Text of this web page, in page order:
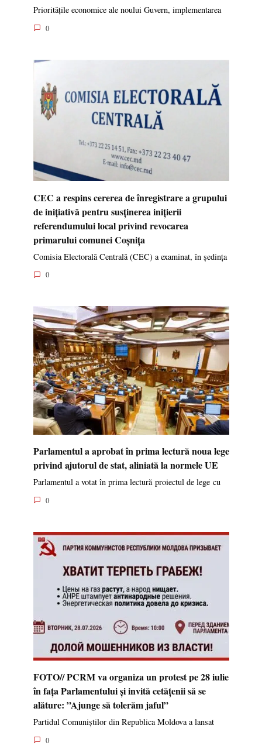
Prioritățile economice ale noului Guvern, implementarea
0
CEC a respins cererea de înregistrare a grupului
de inițiativă pentru susținerea inițierii
referendumului local privind revocarea
primarului comunei Coșnița
Comisia Electorală Centrală (CEC) a examinat, în ședința
0
Parlamentul a aprobat în prima lectură noua lege
privind ajutorul de stat, aliniată la normele UE
Parlamentul a votat în prima lectură proiectul de lege cu
0
FOTO// PCRM va organiza un protest pe 28 iulie
în fața Parlamentului și invită cetățenii să se
alăture: ”Ajunge să tolerăm jaful”
Partidul Comuniștilor din Republica Moldova a lansat
0